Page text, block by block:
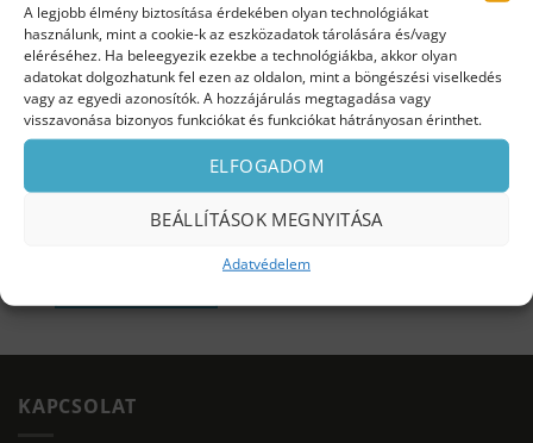
A legjobb élmény biztosítása érdekében olyan technológiákat
használunk, mint a cookie-k az eszközadatok tárolására és/vagy
eléréséhez. Ha beleegyezik ezekbe a technológiákba, akkor olyan
adatokat dolgozhatunk fel ezen az oldalon, mint a böngészési viselkedés
vagy az egyedi azonosítók. A hozzájárulás megtagadása vagy
visszavonása bizonyos funkciókat és funkciókat hátrányosan érinthet.
ELFOGADOM
BEÁLLÍTÁSOK MEGNYITÁSA
Adatvédelem
ELFOGYOTT
Original
129 990FtCurrent
is:
129
46 100
Alacsony készlet
KAPCSOLAT